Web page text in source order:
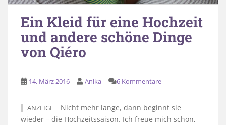
Ein Kleid für eine Hochzeit
und andere schöne Dinge
von Qiéro
14. März 2016 Anika 6 Kommentare
ANZEIGE
Nicht mehr lange, dann beginnt sie
wieder – die Hochzeitssaison. Ich freue mich schon,